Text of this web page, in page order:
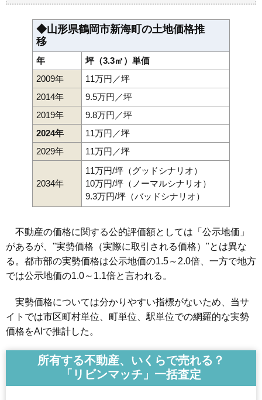
◆山形県鶴岡市新海町の土地価格推
移
年
坪（3.3㎡）単価
2009年
11万円／坪
2014年
9.5万円／坪
2019年
9.8万円／坪
2024年
11万円／坪
2029年
11万円／坪
2034年
11万円/坪（グッドシナリオ）
10万円/坪（ノーマルシナリオ）
9.3万円/坪（バッドシナリオ）
不動産の価格に関する公的評価額としては「公示地価」
があるが、"実勢価格（実際に取引される価格）"とは異な
る。都市部の実勢価格は公示地価の1.5～2.0倍、一方で地方
では公示地価の1.0～1.1倍と言われる。
実勢価格については分かりやすい指標がないため、当サ
イトでは市区町村単位、町単位、駅単位での網羅的な実勢
価格をAIで推計した。
所有する不動産、いくらで売れる？
「リビンマッチ」一括査定